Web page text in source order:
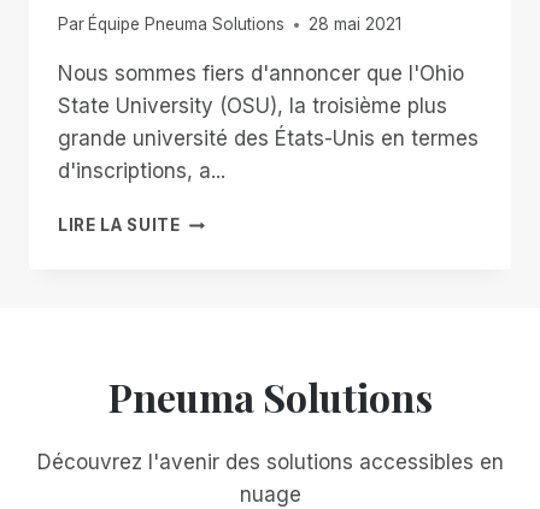
Par Équipe Pneuma Solutions 28 mai 2021
Nous sommes fiers d'annoncer que l'Ohio
State University (OSU), la troisième plus
grande université des États-Unis en termes
d'inscriptions, a...
LIRE LA SUITEL'UNIVERSITÉ
BARRE
EN
MATIÈRE
Pneuma Solutions
Découvrez l'avenir des solutions accessibles en
nuage